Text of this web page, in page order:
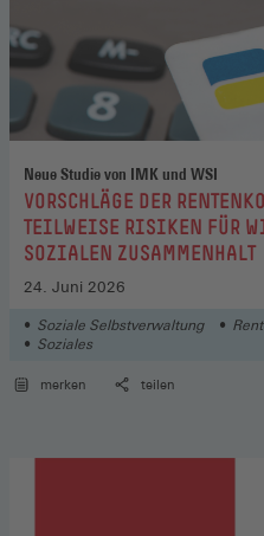
Neue Studie von IMK und WSI
:VORSCHLÄGE DER
TEILWEISE RISIKEN FÜR
SOZIALEN ZUSAMMENHALT
24. Juni 2026
Soziale Selbstverwaltung
Soziales
merken teilen